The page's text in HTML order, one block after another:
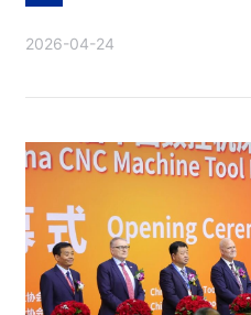
2026-04-24